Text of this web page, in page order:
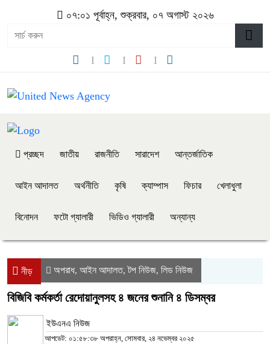
০৭:০১ পূর্বাহ্ন, শুক্রবার, ০৭ অগাস্ট ২০২৬
প্রচ্ছদ জাতীয় রাজনীতি সারাদেশ আন্তর্জাতিক
আইন আদালত অর্থনীতি কৃষি ক্যাম্পাস ফিচার খেলাধুলা
বিনোদন ফটো গ্যালারী ভিডিও গ্যালারী অন্যান্য
নীড় অপরাধ, আইন আদালত,টপ নিউজ, লিড নিউজ
বিজিবি কর্মকর্তা রেদোয়ানুলসহ ৪ জনের শুনানি ৪ ডিসম্বর
ইউএনএ নিউজ
আপডেট: ০১:৫৮:৩৮ অপরাহ্ন, সোমবার, ২৪ নভেম্বর ২০২৫